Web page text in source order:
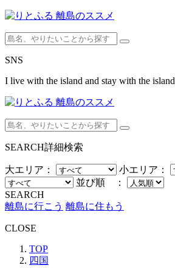
SNS
I live with the island and stay with the island
SEARCH詳細検索
大エリア： 小エリア：
並び順 ：
SEARCH
離島に行こう 離島に住もう
CLOSE
TOP
四国